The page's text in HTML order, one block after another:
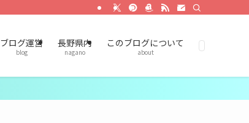
ブログ運営
blog
長野県内
nagano
このブログについて
about